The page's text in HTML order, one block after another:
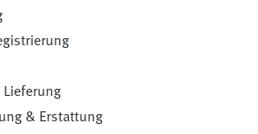
Lieferung
& Erstattung